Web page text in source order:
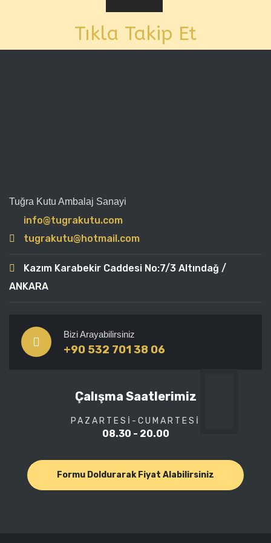
Tıkla Takip Et
Tuğra Kutu Ambalaj Sanayi
info@tugrakutu.com
tugrakutu@hotmail.com
Kazım Karabekir Caddesi No:7/3 Altındağ /
ANKARA
Bizi Arayabilirsiniz
+90 532 701 38 06
Çalışma Saatlerimiz
PAZARTESI-CUMARTESI
08.30 - 20.00
Formu Doldurarak Fiyat Alabilirsiniz